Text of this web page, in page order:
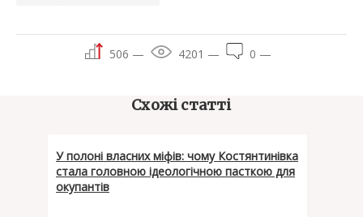
506 — 4201 — 0 —
Схожі статті
У полоні власних міфів: чому Костянтинівка
стала головною ідеологічною пасткою для
окупантів